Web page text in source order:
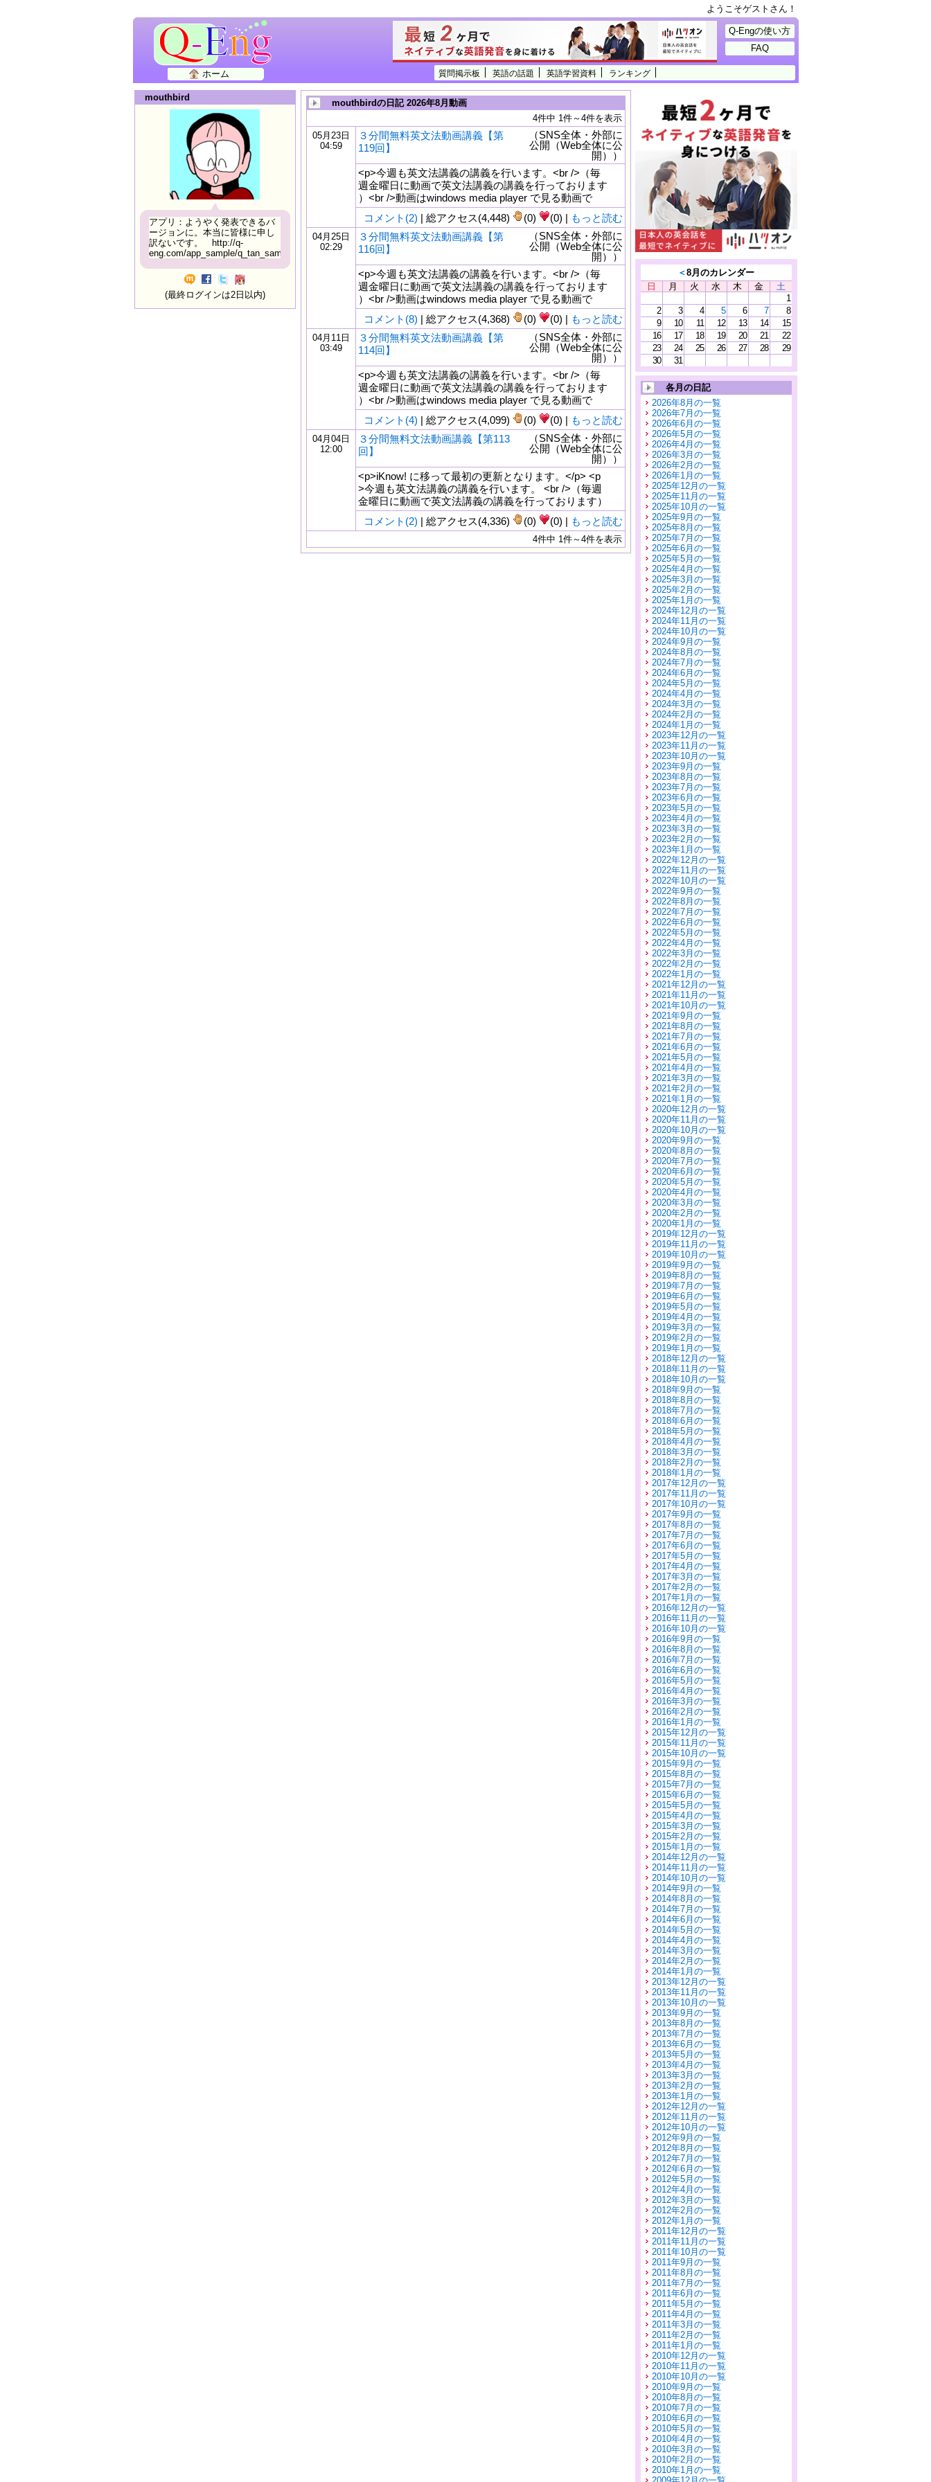
ようこそゲストさん！
質問掲示板 英語の話題 英語学習資料 ランキング
ホーム
Q-Engの使い方
FAQ
mouthbird
アプリ：ようやく発表できるバ
ージョンに。本当に皆様に申し
訳ないです。 http://q-
eng.com/app_sample/q_tan_sample06.html
(最終ログインは2日以内)
mouthbirdの日記 2026年8月動画
4件中 1件～4件を表示
05月23日
04:59
３分間無料英文法動画講義【第
119回】
（SNS全体・外部に
公開（Web全体に公
開））
<p>今週も英文法講義の講義を行います。<br />（毎
週金曜日に動画で英文法講義の講義を行っております
）<br />動画はwindows media player で見る動画で
コメント(2) | 総アクセス(4,448) (0) (0) | もっと読む
04月25日
02:29
３分間無料英文法動画講義【第
116回】
（SNS全体・外部に
公開（Web全体に公
開））
<p>今週も英文法講義の講義を行います。<br />（毎
週金曜日に動画で英文法講義の講義を行っております
）<br />動画はwindows media player で見る動画で
コメント(8) | 総アクセス(4,368) (0) (0) | もっと読む
04月11日
03:49
３分間無料英文法動画講義【第
114回】
（SNS全体・外部に
公開（Web全体に公
開））
<p>今週も英文法講義の講義を行います。<br />（毎
週金曜日に動画で英文法講義の講義を行っております
）<br />動画はwindows media player で見る動画で
コメント(4) | 総アクセス(4,099) (0) (0) | もっと読む
04月04日
12:00
３分間無料文法動画講義【第113
回】
（SNS全体・外部に
公開（Web全体に公
開））
<p>iKnow! に移って最初の更新となります。</p> <p
>今週も英文法講義の講義を行います。 <br />（毎週
金曜日に動画で英文法講義の講義を行っております）
コメント(2) | 総アクセス(4,336) (0) (0) | もっと読む
4件中 1件～4件を表示
＜8月のカレンダー
日
月 火 水 木 金
土
1
2
3 4 5 6 7
8
9
10 11 12 13 14
15
16
17 18 19 20 21
22
23
24 25 26 27 28
29
30
31
各月の日記
2026年8月の一覧
2026年7月の一覧
2026年6月の一覧
2026年5月の一覧
2026年4月の一覧
2026年3月の一覧
2026年2月の一覧
2026年1月の一覧
2025年12月の一覧
2025年11月の一覧
2025年10月の一覧
2025年9月の一覧
2025年8月の一覧
2025年7月の一覧
2025年6月の一覧
2025年5月の一覧
2025年4月の一覧
2025年3月の一覧
2025年2月の一覧
2025年1月の一覧
2024年12月の一覧
2024年11月の一覧
2024年10月の一覧
2024年9月の一覧
2024年8月の一覧
2024年7月の一覧
2024年6月の一覧
2024年5月の一覧
2024年4月の一覧
2024年3月の一覧
2024年2月の一覧
2024年1月の一覧
2023年12月の一覧
2023年11月の一覧
2023年10月の一覧
2023年9月の一覧
2023年8月の一覧
2023年7月の一覧
2023年6月の一覧
2023年5月の一覧
2023年4月の一覧
2023年3月の一覧
2023年2月の一覧
2023年1月の一覧
2022年12月の一覧
2022年11月の一覧
2022年10月の一覧
2022年9月の一覧
2022年8月の一覧
2022年7月の一覧
2022年6月の一覧
2022年5月の一覧
2022年4月の一覧
2022年3月の一覧
2022年2月の一覧
2022年1月の一覧
2021年12月の一覧
2021年11月の一覧
2021年10月の一覧
2021年9月の一覧
2021年8月の一覧
2021年7月の一覧
2021年6月の一覧
2021年5月の一覧
2021年4月の一覧
2021年3月の一覧
2021年2月の一覧
2021年1月の一覧
2020年12月の一覧
2020年11月の一覧
2020年10月の一覧
2020年9月の一覧
2020年8月の一覧
2020年7月の一覧
2020年6月の一覧
2020年5月の一覧
2020年4月の一覧
2020年3月の一覧
2020年2月の一覧
2020年1月の一覧
2019年12月の一覧
2019年11月の一覧
2019年10月の一覧
2019年9月の一覧
2019年8月の一覧
2019年7月の一覧
2019年6月の一覧
2019年5月の一覧
2019年4月の一覧
2019年3月の一覧
2019年2月の一覧
2019年1月の一覧
2018年12月の一覧
2018年11月の一覧
2018年10月の一覧
2018年9月の一覧
2018年8月の一覧
2018年7月の一覧
2018年6月の一覧
2018年5月の一覧
2018年4月の一覧
2018年3月の一覧
2018年2月の一覧
2018年1月の一覧
2017年12月の一覧
2017年11月の一覧
2017年10月の一覧
2017年9月の一覧
2017年8月の一覧
2017年7月の一覧
2017年6月の一覧
2017年5月の一覧
2017年4月の一覧
2017年3月の一覧
2017年2月の一覧
2017年1月の一覧
2016年12月の一覧
2016年11月の一覧
2016年10月の一覧
2016年9月の一覧
2016年8月の一覧
2016年7月の一覧
2016年6月の一覧
2016年5月の一覧
2016年4月の一覧
2016年3月の一覧
2016年2月の一覧
2016年1月の一覧
2015年12月の一覧
2015年11月の一覧
2015年10月の一覧
2015年9月の一覧
2015年8月の一覧
2015年7月の一覧
2015年6月の一覧
2015年5月の一覧
2015年4月の一覧
2015年3月の一覧
2015年2月の一覧
2015年1月の一覧
2014年12月の一覧
2014年11月の一覧
2014年10月の一覧
2014年9月の一覧
2014年8月の一覧
2014年7月の一覧
2014年6月の一覧
2014年5月の一覧
2014年4月の一覧
2014年3月の一覧
2014年2月の一覧
2014年1月の一覧
2013年12月の一覧
2013年11月の一覧
2013年10月の一覧
2013年9月の一覧
2013年8月の一覧
2013年7月の一覧
2013年6月の一覧
2013年5月の一覧
2013年4月の一覧
2013年3月の一覧
2013年2月の一覧
2013年1月の一覧
2012年12月の一覧
2012年11月の一覧
2012年10月の一覧
2012年9月の一覧
2012年8月の一覧
2012年7月の一覧
2012年6月の一覧
2012年5月の一覧
2012年4月の一覧
2012年3月の一覧
2012年2月の一覧
2012年1月の一覧
2011年12月の一覧
2011年11月の一覧
2011年10月の一覧
2011年9月の一覧
2011年8月の一覧
2011年7月の一覧
2011年6月の一覧
2011年5月の一覧
2011年4月の一覧
2011年3月の一覧
2011年2月の一覧
2011年1月の一覧
2010年12月の一覧
2010年11月の一覧
2010年10月の一覧
2010年9月の一覧
2010年8月の一覧
2010年7月の一覧
2010年6月の一覧
2010年5月の一覧
2010年4月の一覧
2010年3月の一覧
2010年2月の一覧
2010年1月の一覧